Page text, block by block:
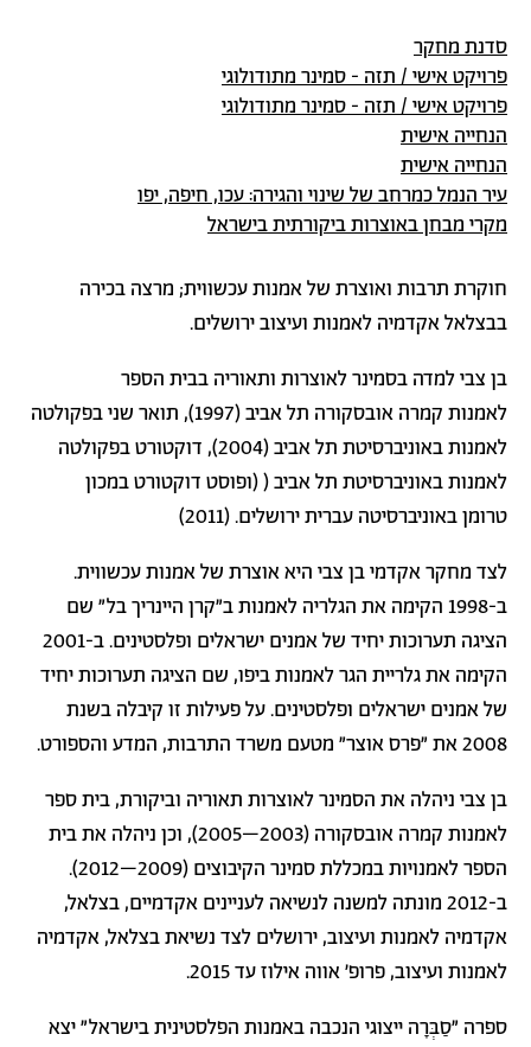
סדנת מחקר
פרויקט אישי / תזה - סמינר מתודולוגי
פרויקט אישי / תזה - סמינר מתודולוגי
הנחייה אישית
הנחייה אישית
עיר הנמל כמרחב של שינוי והגירה: עכו, חיפה, יפו
מקרי מבחן באוצרות ביקורתית בישראל
חוקרת תרבות ואוצרת של אמנות עכשווית; מרצה בכירה
בבצלאל אקדמיה לאמנות ועיצוב ירושלים.
בן צבי למדה בסמינר לאוצרות ותאוריה בבית הספר
לאמנות קמרה אובסקורה
תל אביב (1997), תואר שני בפקולטה
לאמנות באוניברסיטת תל אביב (2004), דוקטורט בפקולטה
לאמנות באוניברסיטת תל אביב ((ופוסט דוקטורטבמכון
טרומןבאוניברסיטה עברית ירושלים. (2011)
לצד מחקר אקדמי בן צבי היא אוצרת של אמנות עכשווית.
ב-1998 הקימה את הגלריה לאמנות ב
"קרן היינריך בל" שם
הציגה תערוכות יחיד של אמנים ישראלים ופלסטינים. ב-2001
הקימה אתגלריית הגר לאמנות ביפו, שם הציגה תערוכות יחיד
של אמנים ישראלים ופלסטינים. על פעילות זו קיבלה בשנת
2008 את "פרס אוצר" מטעם
משרד התרבות, המדע והספורט.
בן צבי ניהלה את הסמינר לאוצרות תאוריה וביקורת, בית ספר
לאמנות קמרה אובסקורה (2003–2005), וכן ניהלה את בית
הספר לאמנויות במכללתסמינר הקיבוצים (2009–2012).
ב-2012 מונתה למשנה לנשיאה לעניינים אקדמיים
,בצלאל,
אקדמיה לאמנות ועיצוב, ירושלים לצד נשיאת בצלאל, אקדמיה
לאמנות ועיצוב, פרופ' אווה אילוז עד 2015
.
ספרה "סַבְּרָה ייצוגי הנכבה באמנות הפלסטינית בישראל" יצא